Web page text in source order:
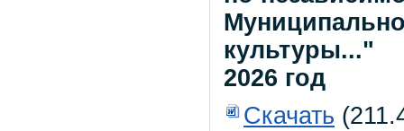
культуры..."
2026 год
Скачать